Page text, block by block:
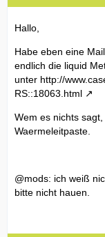
Hallo,
Habe eben eine
endlich die liquid
unter http://
RS::18063.html
Wem es nichts
Waermeleitpaste.
@mods: ich weiß
bitte nicht hauen.